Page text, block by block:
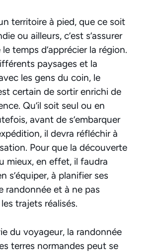
territoire à pied, que ce soit
ou ailleurs, c’est s’assurer
temps d’apprécier la région.
paysages et la
les gens du coin, le
certain de sortir enrichi de
Qu’il soit seul ou en
avant de s’embarquer
il devra réfléchir à
Pour que la découverte
mieux, en effet, il faudra
s’équiper, à planifier ses
randonnée et à ne pas
trajets réalisés.
du voyageur, la randonnée
terres normandes peut se